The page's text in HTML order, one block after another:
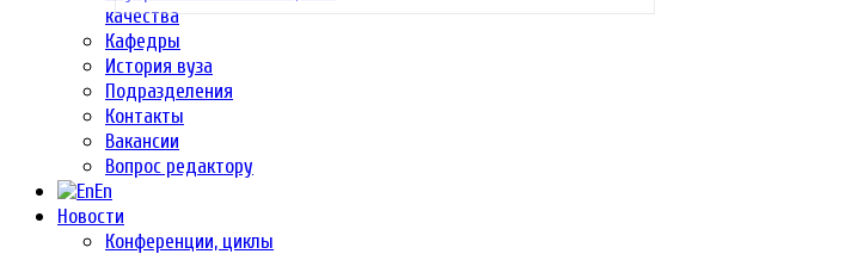
качества
Кафедры
История вуза
Подразделения
Контакты
Вакансии
Вопрос редактору
En
Новости
Конференции, циклы